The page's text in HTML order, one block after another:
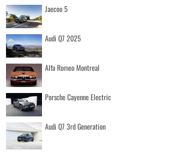
Jaecoo 5
Audi Q7 2025
Alfa Romeo Montreal
Porsche Cayenne Electric
Audi Q7 3rd Generation